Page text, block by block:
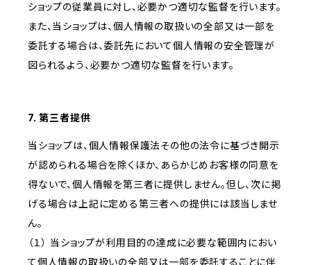
ショップの従業員に対し、必要かつ適切な監督を行います。
また、当ショップは、個人情報の取扱いの全部又は一部を
委託する場合は、委託先において個人情報の安全管理が
図られるよう、必要かつ適切な監督を行います。
7. 第三者提供
当ショップは、個人情報保護法その他の法令に基づき開示
が認められる場合を除くほか、あらかじめお客様の同意を
得ないで、個人情報を第三者に提供しません。但し、次に掲
げる場合は上記に定める第三者への提供には該当しませ
ん。
（１） 当ショップが利用目的の達成に必要な範囲内におい
て個人情報の取扱いの全部又は一部を委託することに伴